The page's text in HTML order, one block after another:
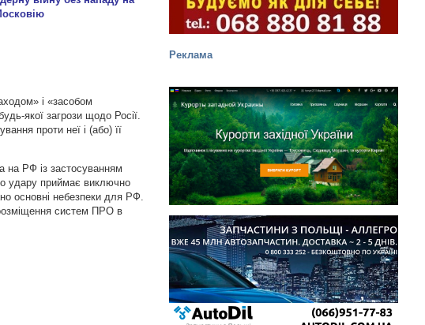
Реклама
і «засобом
якої загрози щодо Росії.
проти неї і (або) її
на РФ із застосуванням
удару приймає виключно
основні небезпеки для РФ.
систем ПРО в